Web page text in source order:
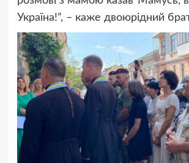
Україна!”, – каже двоюрідний